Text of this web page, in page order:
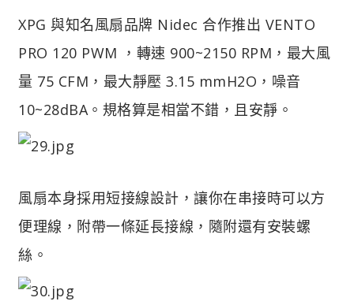
XPG 與知名風扇品牌 Nidec 合作推出 VENTO
PRO 120 PWM ，轉速 900~2150 RPM，最大風
量 75 CFM，最大靜壓 3.15 mmH2O，噪音
10~28dBA。規格算是相當不錯，且安靜。
風扇本身採用短接線設計，讓你在串接時可以方
便理線，附帶一條延長接線，隨附還有安裝螺
絲。